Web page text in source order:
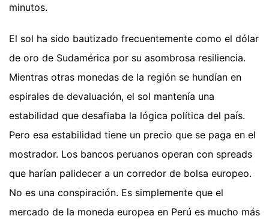
minutos.
El sol ha sido bautizado frecuentemente como el dólar
de oro de Sudamérica por su asombrosa resiliencia.
Mientras otras monedas de la región se hundían en
espirales de devaluación, el sol mantenía una
estabilidad que desafiaba la lógica política del país.
Pero esa estabilidad tiene un precio que se paga en el
mostrador. Los bancos peruanos operan con spreads
que harían palidecer a un corredor de bolsa europeo.
No es una conspiración. Es simplemente que el
mercado de la moneda europea en Perú es mucho más